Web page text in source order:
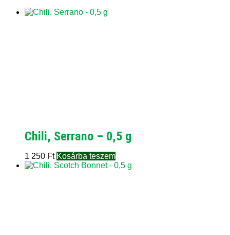
Chili, Serrano – 0,5 g
1 250 Ft Kosárba teszem